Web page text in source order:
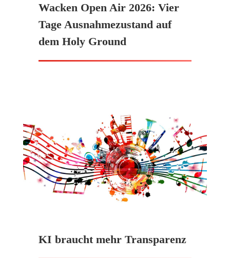
Wacken Open Air 2026: Vier
Tage Ausnahmezustand auf
dem Holy Ground
KI braucht mehr Transparenz